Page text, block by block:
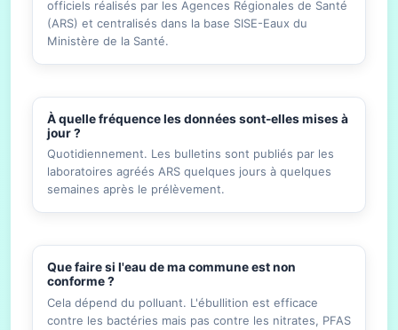
officiels réalisés par les Agences Régionales de Santé
(ARS) et centralisés dans la base SISE-Eaux du
Ministère de la Santé.
À quelle fréquence les données sont-elles mises à
jour ?
Quotidiennement. Les bulletins sont publiés par les
laboratoires agréés ARS quelques jours à quelques
semaines après le prélèvement.
Que faire si l'eau de ma commune est non
conforme ?
Cela dépend du polluant. L'ébullition est efficace
contre les bactéries mais pas contre les nitrates, PFAS